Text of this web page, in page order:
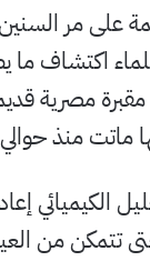
على مر
اكتشاف
مصرية
منذ حوالي 3500 عام.
تتمكن من